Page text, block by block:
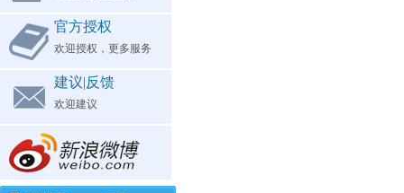
官方授权
欢迎授权，更多服务
建议|反馈
欢迎建议